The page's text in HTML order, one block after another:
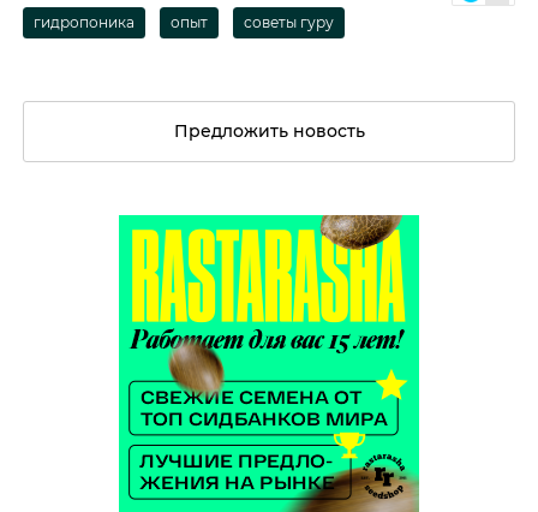
гидропоника опыт советы гуру
Предложить новость